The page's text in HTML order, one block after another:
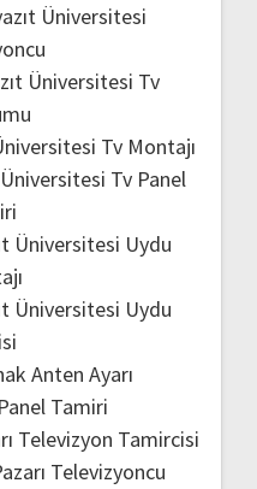
Üniversitesi
Üniversitesi Tv
Tv Montajı
Üniversitesi Tv Panel
Üniversitesi Uydu
Üniversitesi Uydu
Anten Ayarı
Tamiri
Televizyon Tamircisi
Televizyoncu